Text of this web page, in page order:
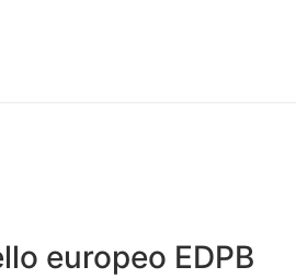
europeo EDPB